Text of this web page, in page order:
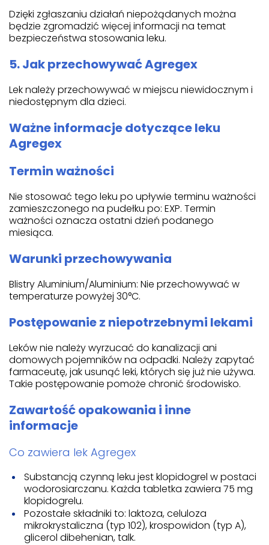
Dzięki zgłaszaniu działań niepożądanych można
będzie zgromadzić więcej informacji na temat
bezpieczeństwa stosowania leku.
5. Jak przechowywać Agregex
Lek należy przechowywać w miejscu niewidocznym i
niedostępnym dla dzieci.
Ważne informacje dotyczące leku
Agregex
Termin ważności
Nie stosować tego leku po upływie terminu ważności
zamieszczonego na pudełku po: EXP. Termin
ważności oznacza ostatni dzień podanego
miesiąca.
Warunki przechowywania
Blistry Aluminium/Aluminium: Nie przechowywać w
temperaturze powyżej 30°C.
Postępowanie z niepotrzebnymi lekami
Leków nie należy wyrzucać do kanalizacji ani
domowych pojemników na odpadki. Należy zapytać
farmaceutę, jak usunąć leki, których się już nie używa.
Takie postępowanie pomoże chronić środowisko.
Zawartość opakowania i inne
informacje
Co zawiera lek Agregex
Substancją czynną leku jest klopidogrel w postaci
wodorosiarczanu. Każda tabletka zawiera 75 mg
klopidogrelu.
Pozostałe składniki to: laktoza, celuloza
mikrokrystaliczna (typ 102), krospowidon (typ A),
glicerol dibehenian, talk.